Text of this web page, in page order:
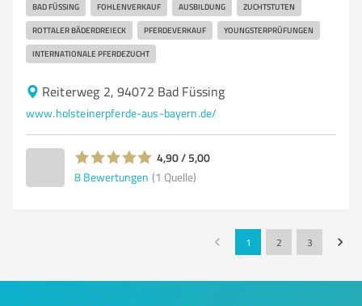
BAD FÜSSING FOHLENVERKAUF AUSBILDUNG ZUCHTSTUTEN
ROTTALER BÄDERDREIECK PFERDEVERKAUF YOUNGSTERPRÜFUNGEN
INTERNATIONALE PFERDEZUCHT
Reiterweg 2, 94072 Bad Füssing
www.holsteinerpferde-aus-bayern.de/
4,90 / 5,00
8 Bewertungen (1 Quelle)
1 2 3